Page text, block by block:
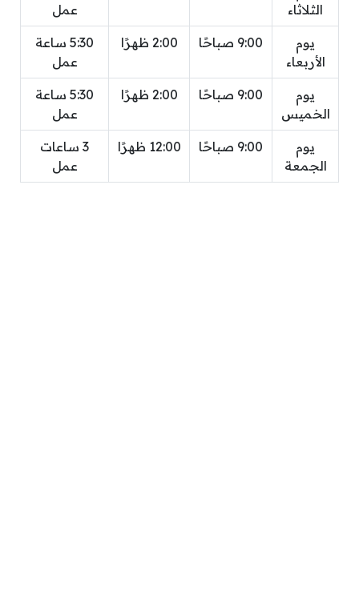
الثلاثاء عمل
يوم
الأربعاء
9:00 صباحًا 2:00 ظهرًا
5:30 ساعة
عمل
يوم
الخميس
9:00 صباحًا 2:00 ظهرًا
5:30 ساعة
عمل
يوم
الجمعة
9:00 صباحًا 12:00 ظهرًا
3 ساعات
عمل